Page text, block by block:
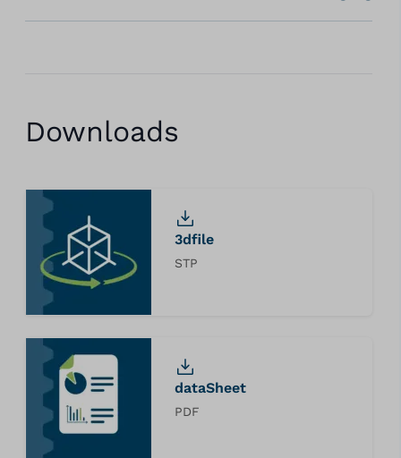
Downloads
3dfile
STP
dataSheet
PDF